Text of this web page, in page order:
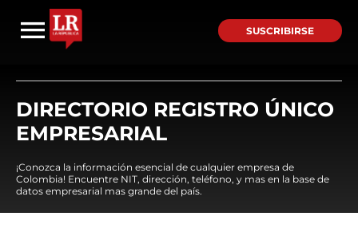
SUSCRIBIRSE
DIRECTORIO REGISTRO ÚNICO
EMPRESARIAL
¡Conozca la información esencial de cualquier empresa de
Colombia! Encuentre NIT, dirección, teléfono, y mas en la base de
datos empresarial mas grande del país.